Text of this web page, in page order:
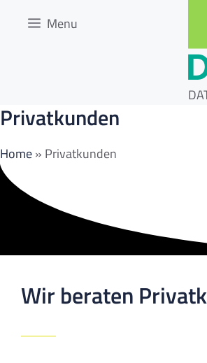
Menu
Privatkunden
Home» Privatkunden
Wir beraten